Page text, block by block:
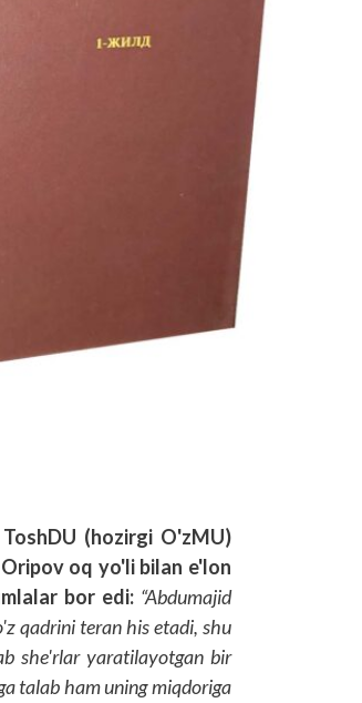
(hozirgi O'zMU)
oq yo'li bilan e'lon
bor edi:“Abdumajid
qadrini teran his etadi, shu
she'rlar yaratilayotgan bir
talab ham uning miqdoriga